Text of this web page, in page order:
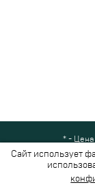
* - Цена
Все права
Вся представленная
Сайт использует